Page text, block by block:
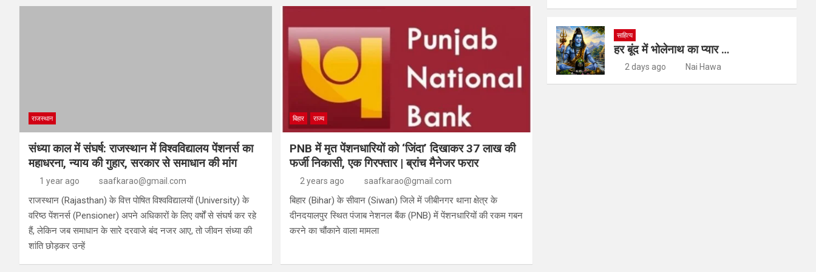
राजस्थान
संध्या काल में संघर्ष: राजस्थान में विश्वविद्यालय पेंशनर्स का
महाधरना, न्याय की गुहार, सरकार से समाधान की मांग
1 year ago saafkarao@gmail.com
राजस्थान (Rajasthan) के वित्त पोषित विश्वविद्यालयों (University) के
वरिष्ठ पेंशनर्स (Pensioner) अपने अधिकारों के लिए वर्षों से संघर्ष कर रहे
हैं, लेकिन जब समाधान के सारे दरवाजे बंद नजर आए, तो जीवन संध्या की
शांति छोड़कर उन्हें
बिहार राज्य
PNB में मृत पेंशनधारियों को ‘जिंदा’ दिखाकर 37 लाख की
फर्जी निकासी, एक गिरफ्तार | ब्रांच मैनेजर फरार
2 years ago saafkarao@gmail.com
बिहार (Bihar) के सीवान (Siwan) जिले में जीबीनगर थाना क्षेत्र के
दीनदयालपुर स्थित पंजाब नेशनल बैंक (PNB) में पेंशनधारियों की रकम गबन
करने का चौंकाने वाला मामला
साहित्य
हर बूंद में भोलेनाथ का प्यार …
2 days ago Nai Hawa